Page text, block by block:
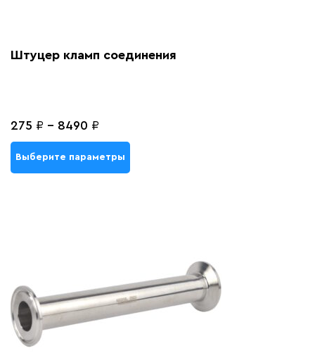
Штуцер кламп соединения
275 ₽ - 8490 ₽
Выберите параметры